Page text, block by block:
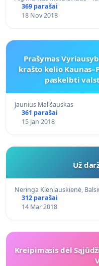
369 parašai
18 Nov 2018
Prašymas
krašto kelio
paskelbti
Jaunius Mališauskas
361 parašai
15 Jan 2018
Už
Neringa Kleniauskienė,
312 parašai
14 Mar 2018
Kreipimasis dėl